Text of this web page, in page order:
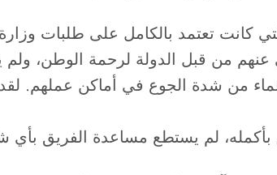
كانت تعتمد بالكامل على طلبات
من قبل الدولة لرحمة الوطن، ولم
من شدة الجوع في أماكن عملهم.
بأكمله، لم يستطع مساعدة الفريق